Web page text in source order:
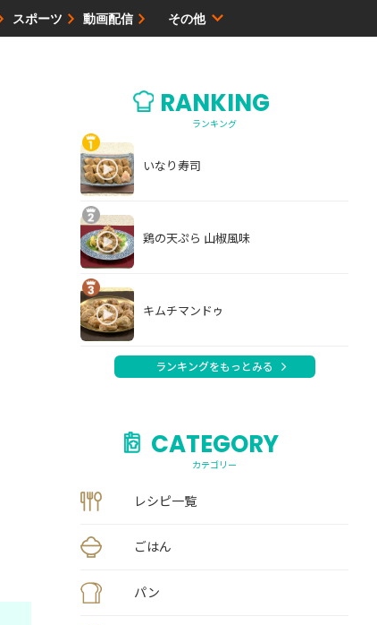
スポーツ 動画配信 その他
RANKING
ランキング
いなり寿司
鶏の天ぷら 山椒風味
キムチマンドゥ
ランキングをもっとみる
CATEGORY
カテゴリー
レシピ一覧
ごはん
パン